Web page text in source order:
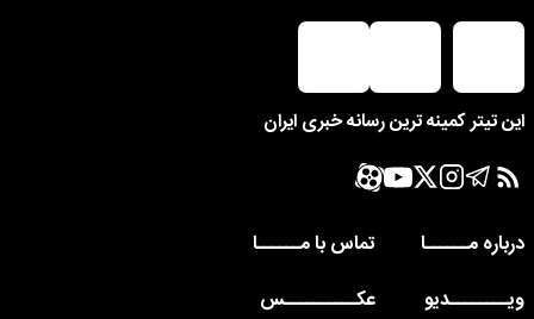
این تیتر کمینه ترین رسانه خبری ایران
درباره مــــــا
تماس با مــــــا
ویــــــــدیو
عکــــــــــس